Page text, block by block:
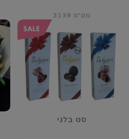
סט בלגי
מק"ט 3139